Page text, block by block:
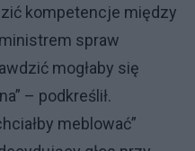
kompetencje między
spraw
mogłaby się
– podkreślił.
meblować”